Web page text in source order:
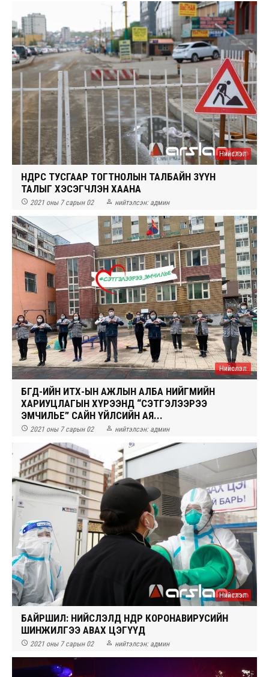
Нийслэл
ӨНӨӨДРӨӨС ТУСГААР ТОГТНОЛЫН ТАЛБАЙН ЗҮҮН
ТАЛЫГ ХЭСЭГЧЛЭН ХААНА
 2021 оны 7 сарын 02  нийтэлсэн: админ
Нийслэл
БГД-ИЙН ИТХ-ЫН АЖЛЫН АЛБА НИЙГМИЙН
ХАРИУЦЛАГЫН ХҮРЭЭНД “СЭТГЭЛЭЭРЭЭ
ЭМЧИЛЬЕ” САЙН ҮЙЛСИЙН АЯ...
 2021 оны 7 сарын 02  нийтэлсэн: админ
Нийслэл
БАЙРШИЛ: НИЙСЛЭЛД ӨНӨӨДӨР КОРОНАВИРУСИЙН
ШИНЖИЛГЭЭ АВАХ ЦЭГҮҮД
 2021 оны 7 сарын 02  нийтэлсэн: админ